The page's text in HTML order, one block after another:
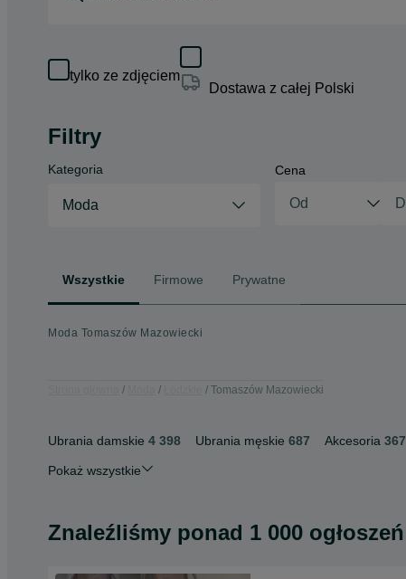
tylko ze zdjęciem
Dostawa z całej Polski
Filtry
Kategoria
Moda
Cena
Wszystkie Firmowe Prywatne
Moda Tomaszów Mazowiecki
Tomaszów Mazowiecki
Ubrania damskie 4 398 Ubrania męskie 687 Akcesoria 367
Pokaż wszystkie
Znaleźliśmy ponad 1 000 ogłoszeń